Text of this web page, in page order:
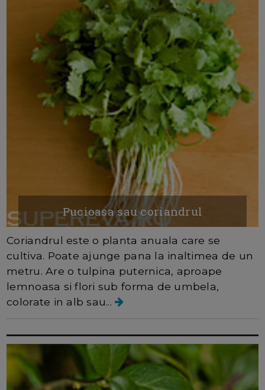
Pucioasa sau coriandrul
Coriandrul este o planta anuala care se
cultiva. Poate ajunge pana la inaltimea de un
metru. Are o tulpina puternica, aproape
lemnoasa si flori sub forma de umbela,
colorate in alb sau...